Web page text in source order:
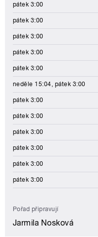
pátek 3:00
pátek 3:00
pátek 3:00
pátek 3:00
pátek 3:00
neděle 15:04, pátek 3:00
pátek 3:00
pátek 3:00
pátek 3:00
pátek 3:00
pátek 3:00
pátek 3:00
Pořad připravují
Jarmila Nosková